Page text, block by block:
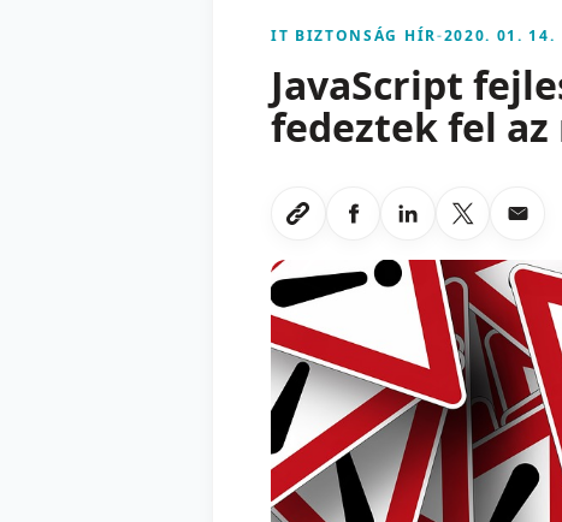
IT BIZTONSÁG HÍR-2020. 01. 14.
JavaScript
fedeztek fel
Link masolasa
Megosztas Facebookon
MegosztasMegosztas